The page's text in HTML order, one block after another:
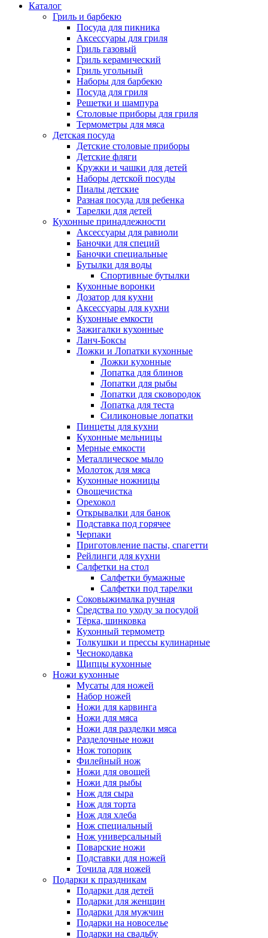
Каталог
Гриль и барбекю
Посуда для пикника
Аксессуары для гриля
Гриль газовый
Гриль керамический
Гриль угольный
Наборы для барбекю
Посуда для гриля
Решетки и шампура
Столовые приборы для гриля
Термометры для мяса
Детская посуда
Детские столовые приборы
Детские фляги
Кружки и чашки для детей
Наборы детской посуды
Пиалы детские
Разная посуда для ребенка
Тарелки для детей
Кухонные принадлежности
Аксессуары для равиоли
Баночки для специй
Баночки специальные
Бутылки для воды
Спортивные бутылки
Кухонные воронки
Дозатор для кухни
Аксессуары для кухни
Кухонные емкости
Зажигалки кухонные
Ланч-Боксы
Ложки и Лопатки кухонные
Ложки кухонные
Лопатка для блинов
Лопатки для рыбы
Лопатки для сковородок
Лопатка для теста
Силиконовые лопатки
Пинцеты для кухни
Кухонные мельницы
Мерные емкости
Металлическое мыло
Молоток для мяса
Кухонные ножницы
Овощечистка
Орехокол
Открывалки для банок
Подставка под горячее
Черпаки
Приготовление пасты, спагетти
Рейлинги для кухни
Салфетки на стол
Салфетки бумажные
Салфетки под тарелки
Соковыжималка ручная
Средства по уходу за посудой
Тëрка, шинковка
Кухонный термометр
Толкушки и прессы кулинарные
Чеснокодавка
Щипцы кухонные
Ножи кухонные
Мусаты для ножей
Набор ножей
Ножи для карвинга
Ножи для мяса
Ножи для разделки мяса
Разделочные ножи
Нож топорик
Филейный нож
Ножи для овощей
Ножи для рыбы
Нож для сыра
Нож для торта
Нож для хлеба
Нож специальный
Нож универсальный
Поварские ножи
Подставки для ножей
Точила для ножей
Подарки к праздникам
Подарки для детей
Подарки для женщин
Подарки для мужчин
Подарки на новоселье
Подарки на свадьбу